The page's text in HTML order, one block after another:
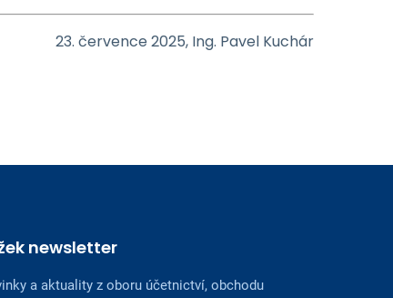
23. července 2025, Ing. Pavel Kuchár
newsletter
a aktuality z oboru účetnictví, obchodu